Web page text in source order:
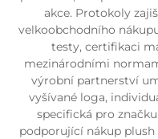
akce. Protokoly
velkoobchodního
testy, certifikaci
mezinárodními
výrobní partnerství
vyšívané loga,
specifická pro
podporující nákup